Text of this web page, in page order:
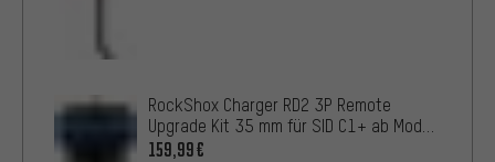
RockShox Charger RD2 3P Remote
Upgrade Kit 35 mm für SID C1+ ab Modell
2021
159,99€